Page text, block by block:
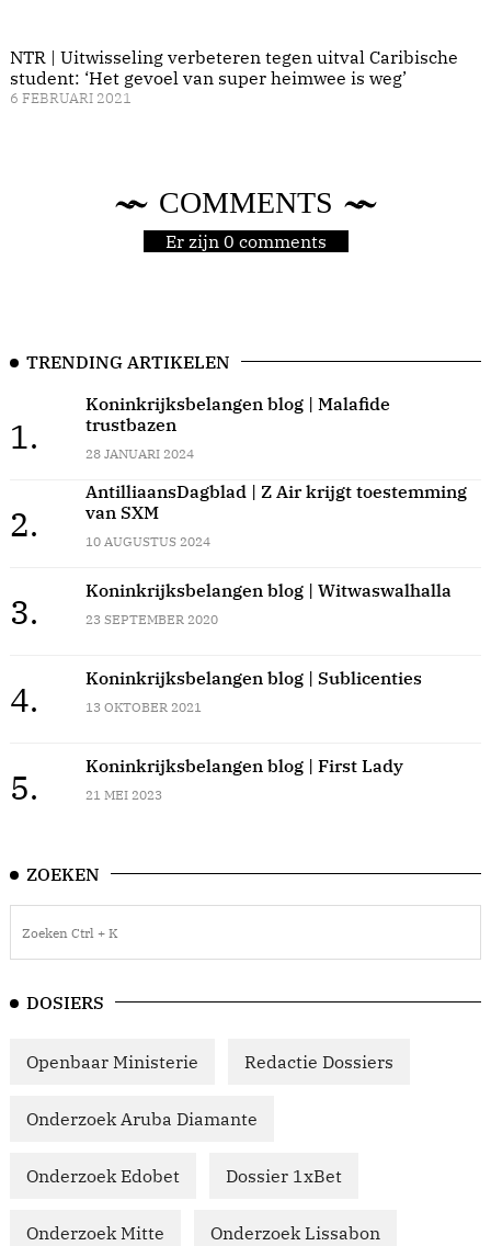
NTR | Uitwisseling verbeteren tegen uitval Caribische
student: ‘Het gevoel van super heimwee is weg’
6 FEBRUARI 2021
COMMENTS
Er zijn 0 comments
TRENDING ARTIKELEN
1.
Koninkrijksbelangen blog | Malafide
trustbazen
28 JANUARI 2024
2.
AntilliaansDagblad | Z Air krijgt toestemming
van SXM
10 AUGUSTUS 2024
3.
Koninkrijksbelangen blog | Witwaswalhalla
23 SEPTEMBER 2020
4.
Koninkrijksbelangen blog | Sublicenties
13 OKTOBER 2021
5.
Koninkrijksbelangen blog | First Lady
21 MEI 2023
ZOEKEN
DOSIERS
Openbaar Ministerie Redactie Dossiers
Onderzoek Aruba Diamante
Onderzoek Edobet Dossier 1xBet
Onderzoek Mitte Onderzoek Lissabon